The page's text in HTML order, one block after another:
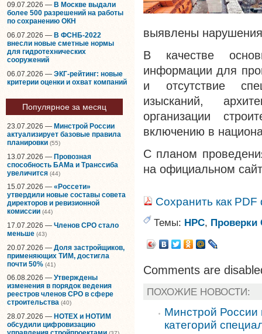
09.07.2026 — В Москве выдали
более 500 разрешений на работы
по сохранению ОКН
06.07.2026 — В ФСНБ-2022
внесли новые сметные нормы
для гидротехнических
сооружений
06.07.2026 — ЭКГ-рейтинг: новые
критерии оценки и охват компаний
Популярное за месяц
23.07.2026 — Минстрой России
актуализирует базовые правила
планировки (55)
13.07.2026 — Провозная
способность БАМа и Транссиба
увеличится (44)
15.07.2026 — «Россети»
утвердили новые составы совета
директоров и ревизионной
комиссии (44)
17.07.2026 — Членов СРО стало
меньше (43)
20.07.2026 — Доля застройщиков,
применяющих ТИМ, достигла
почти 50% (41)
06.08.2026 — Утверждены
изменения в порядок ведения
реестров членов СРО в сфере
строительства (40)
28.07.2026 — НОТЕХ и НОТИМ
обсудили цифровизацию
выявлены
В качестве
информации для
и отсутствие
изысканий,
организации
включению в
С планом
на официальном
Сохранить как
Темы: НРС,
Comments are
ПОХОЖИЕ НОВОСТИ:
Минстрой России
категорий